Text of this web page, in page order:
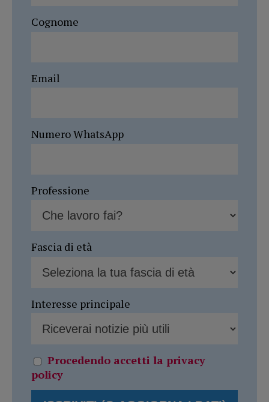
Cognome
Email
Numero WhatsApp
Professione
Fascia di età
Interesse principale
Procedendo accetti la privacy
policy